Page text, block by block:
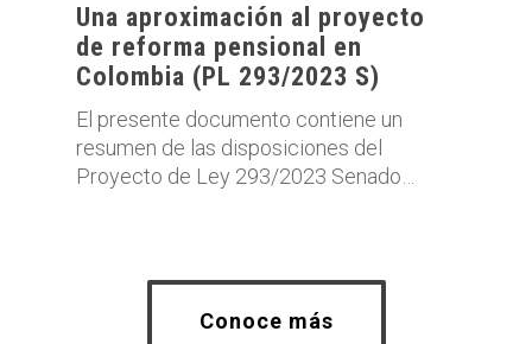
Una aproximación al proyecto
de reforma pensional en
Colombia (PL 293/2023 S)
El presente documento contiene un
resumen de las disposiciones del
Proyecto de Ley 293/2023 Senado…
Conoce más